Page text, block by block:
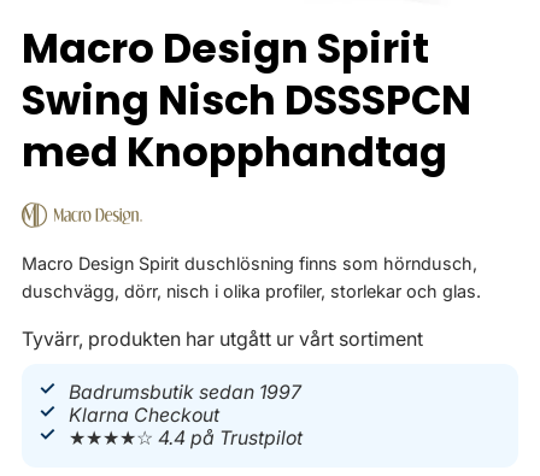
Macro Design Spirit
Swing Nisch DSSSPCN
med Knopphandtag
Macro Design Spirit duschlösning finns som hörndusch,
duschvägg, dörr, nisch i olika profiler, storlekar och glas.
Tyvärr, produkten har utgått ur vårt sortiment
Badrumsbutik sedan 1997
Klarna Checkout
★★★★☆4.4 på Trustpilot